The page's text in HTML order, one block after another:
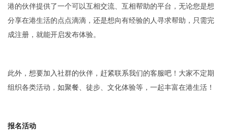
港的伙伴提供了一个可以互相交流、互相帮助的平台，无论您是想
分享在港生活的点点滴滴，还是想向有经验的人寻求帮助，只需完
成注册，就能开启发布体验。
此外，想要加入社群的伙伴，赶紧联系我们的客服吧！大家不定期
组织各类活动，如聚餐、徒步、文化体验等，一起丰富在港生活！
报名活动